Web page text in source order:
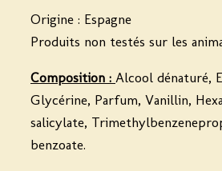
Origine : Espagne
Produits non testés sur les
Composition : Alcool dénaturé,
Glycérine, Parfum, Vanillin,
salicylate,
benzoate.